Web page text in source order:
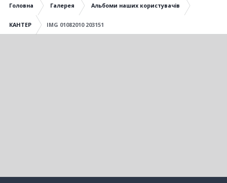
Головна Галерея Альбоми наших користувачів
КАНТЕР IMG 01082010 203151